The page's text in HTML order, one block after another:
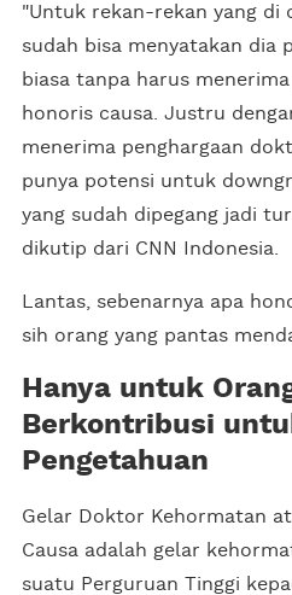
"Untuk rekan-rekan yang di
sudah bisa menyatakan dia
biasa tanpa harus
honoris causa. Justru
menerima penghargaan
punya potensi untuk
yang sudah dipegang jadi
dikutip dari CNN Indonesia.
Lantas, sebenarnya apa
sih orang yang pantas
Hanya untuk
Berkontribusi
Pengetahuan
Gelar Doktor Kehormatan
Causa adalah gelar
suatu Perguruan Tinggi